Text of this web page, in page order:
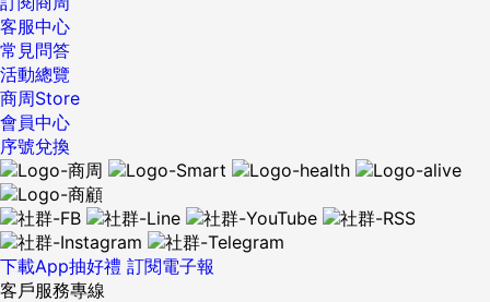
來自內部的反抗聲浪更始終不斷，未來人民迫使政府反手壓抑
大型企業行為幾乎勢不可當。不論如何，台灣如果抱持著一種
「反正韓國遲早有天會自我毀滅」的心態就得意自滿，一定不
可能成為最後的贏家。...
客服中心
常見問答
活動總覽
商周Store
會員中心
序號兌換
下載App抽好禮 訂閱電子報
客戶服務專線